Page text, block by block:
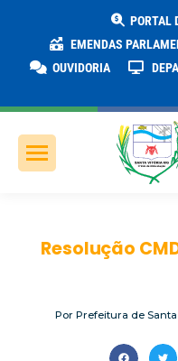
PORTAL
EMENDAS
OUVIDORIA
Resolução
Por Prefeitura de